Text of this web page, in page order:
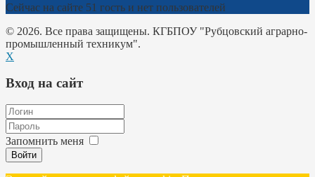
Сейчас на сайте 51 гость и нет пользователей
© 2026. Все права защищены. КГБПОУ "Рубцовский аграрно-
промышленный техникум".
X
Вход на сайт
Запомнить меня
Войти